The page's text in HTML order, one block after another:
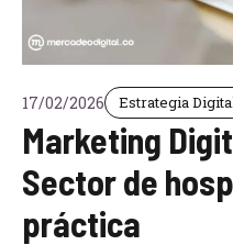
17/02/2026 Estrategia
Marketing
Sector de
práctica